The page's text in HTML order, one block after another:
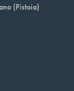
(Pistoia)